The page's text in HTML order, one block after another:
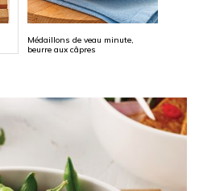
Médaillons de veau minute,
beurre aux câpres